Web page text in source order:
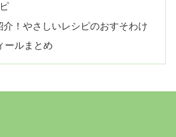
！やさしいレシピのおすそわけ
ールまとめ